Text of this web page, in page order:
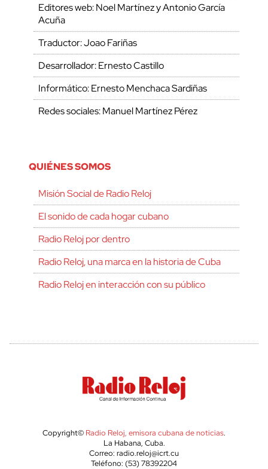
Editores web: Noel Martínez y Antonio García
Acuña
Traductor: Joao Fariñas
Desarrollador: Ernesto Castillo
Informático: Ernesto Menchaca Sardiñas
Redes sociales: Manuel Martínez Pérez
QUIÉNES SOMOS
Misión Social de Radio Reloj
El sonido de cada hogar cubano
Radio Reloj por dentro
Radio Reloj, una marca en la historia de Cuba
Radio Reloj en interacción con su público
Copyright© Radio Reloj, emisora cubana de noticias.
La Habana, Cuba.
Correo: radio.reloj@icrt.cu
Teléfono: (53) 78392204